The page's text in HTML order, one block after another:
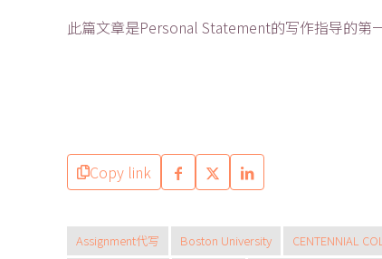
此篇文章是Personal Statement的写作指导的第
Copy link
Assignment代写 Boston University CENTENNIAL